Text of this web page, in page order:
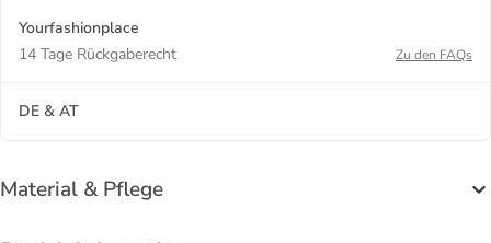
Yourfashionplace
14 Tage Rückgaberecht
Zu den FAQs
DE & AT
Material & Pflege